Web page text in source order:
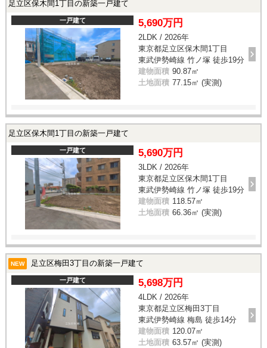
足立区保木間1丁目の新築一戸建て
一戸建て 5,690万円
2LDK / 2026年
東京都足立区保木間1丁目
東武伊勢崎線 竹ノ塚 徒歩19分
建物面積 90.87㎡
土地面積 77.15㎡ (実測)
足立区保木間1丁目の新築一戸建て
一戸建て 5,690万円
3LDK / 2026年
東京都足立区保木間1丁目
東武伊勢崎線 竹ノ塚 徒歩19分
建物面積 118.57㎡
土地面積 66.36㎡ (実測)
NEW 足立区梅田3丁目の新築一戸建て
一戸建て 5,698万円
4LDK / 2026年
東京都足立区梅田3丁目
東武伊勢崎線 梅島 徒歩14分
建物面積 120.07㎡
土地面積 63.57㎡ (実測)